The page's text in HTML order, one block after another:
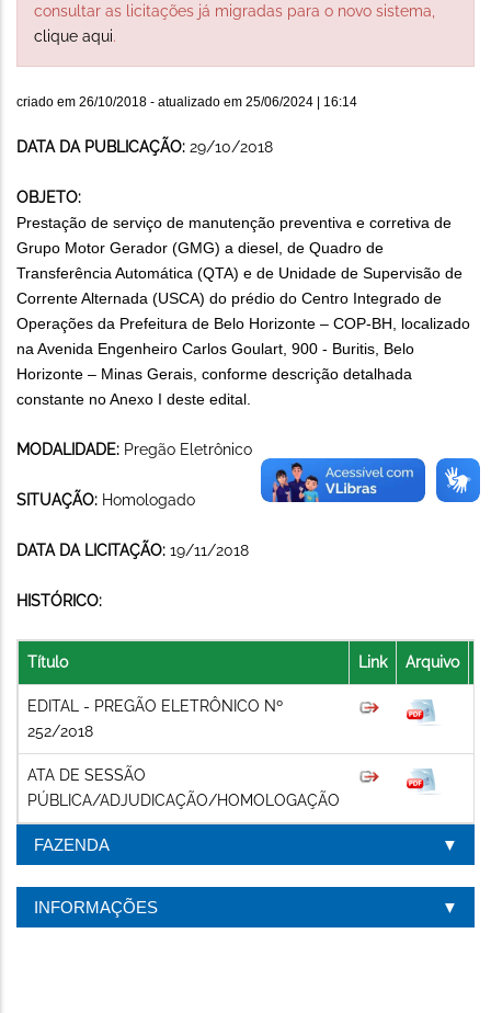
consultar as licitações já migradas para o novo sistema,
clique aqui.
criado em 26/10/2018 - atualizado em 25/06/2024 | 16:14
DATA DA PUBLICAÇÃO: 29/10/2018
OBJETO:
Prestação de serviço de manutenção preventiva e corretiva de
Grupo Motor Gerador (GMG) a diesel, de Quadro de
Transferência Automática (QTA) e de Unidade de Supervisão de
Corrente Alternada (USCA) do prédio do Centro Integrado de
Operações da Prefeitura de Belo Horizonte – COP-BH, localizado
na Avenida Engenheiro Carlos Goulart, 900 - Buritis, Belo
Horizonte – Minas Gerais, conforme descrição detalhada
constante no Anexo I deste edital.
MODALIDADE: Pregão Eletrônico
SITUAÇÃO: Homologado
DATA DA LICITAÇÃO: 19/11/2018
HISTÓRICO:
Título Link Arquivo
EDITAL - PREGÃO ELETRÔNICO Nº
252/2018
ATA DE SESSÃO
PÚBLICA/ADJUDICAÇÃO/HOMOLOGAÇÃO
FAZENDA
INFORMAÇÕES